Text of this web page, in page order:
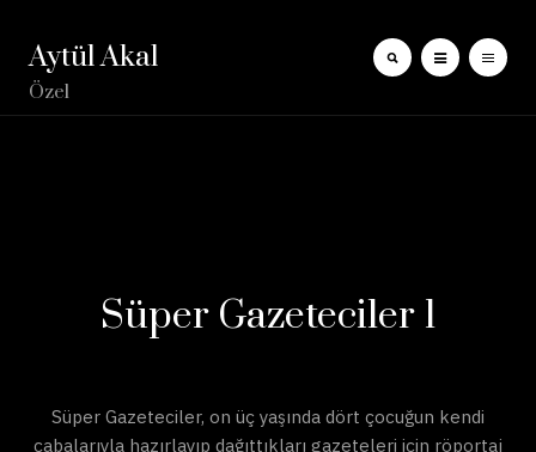
Aytül Akal
Özel
Süper Gazeteciler 1
Süper Gazeteciler, on üç yaşında dört çocuğun kendi
çabalarıyla hazırlayıp dağıttıkları gazeteleri için röportaj